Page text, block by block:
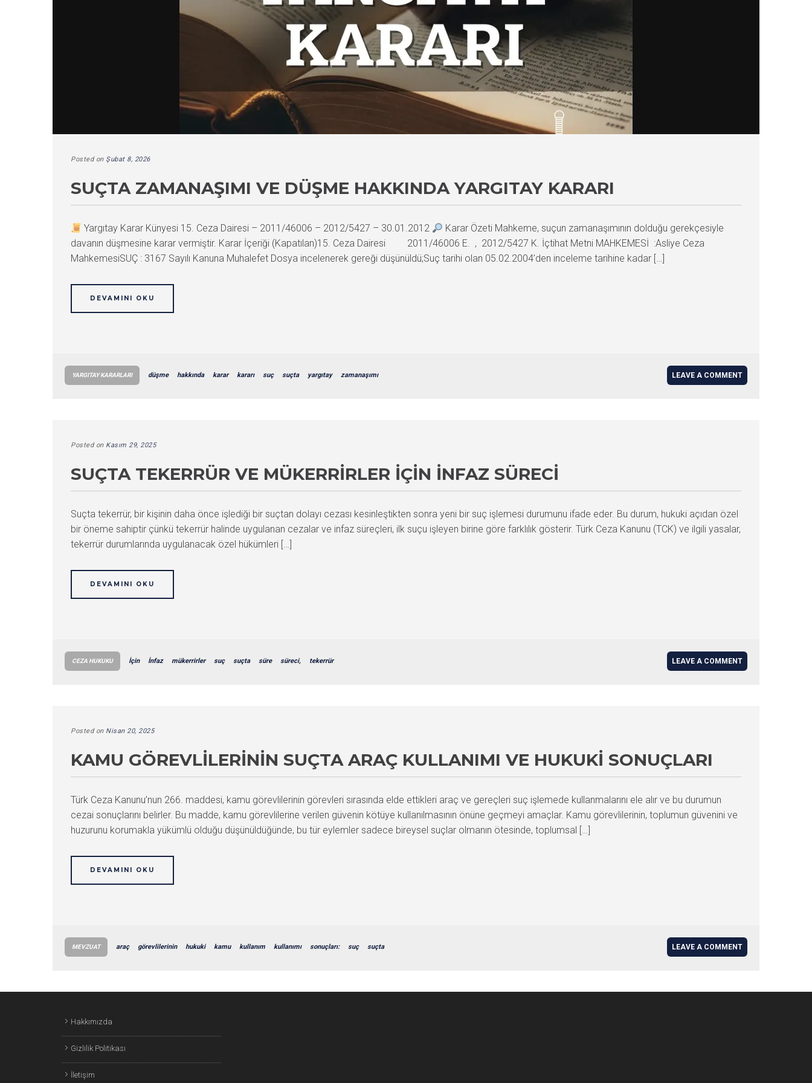
Posted on Şubat 8, 2026
SUÇTA ZAMANAŞIMI VE DÜŞME HAKKINDA YARGITAY KARARI
Yargıtay Karar Künyesi 15. Ceza Dairesi – 2011/46006 – 2012/5427 – 30.01.2012
Karar Özeti Mahkeme, suçun zamanaşımının dolduğu gerekçesiyle
davanın düşmesine karar vermiştir. Karar İçeriği (Kapatılan)15. Ceza Dairesi 2011/46006 E. , 2012/5427 K. İçtihat Metni MAHKEMESİ :Asliye Ceza
MahkemesiSUÇ : 3167 Sayılı Kanuna Muhalefet Dosya incelenerek gereği düşünüldü;Suç tarihi olan 05.02.2004’den inceleme tarihine kadar […]
DEVAMINI OKU
YARGITAY KARARLARI düşme hakkında karar kararı suç suçta yargıtay zamanaşımı LEAVE A COMMENT
Posted on Kasım 29, 2025
SUÇTA TEKERRÜR VE MÜKERRIRLER İÇIN İNFAZ SÜRECI
Suçta tekerrür, bir kişinin daha önce işlediği bir suçtan dolayı cezası kesinleştikten sonra yeni bir suç işlemesi durumunu ifade eder. Bu durum, hukuki açıdan özel
bir öneme sahiptir çünkü tekerrür halinde uygulanan cezalar ve infaz süreçleri, ilk suçu işleyen birine göre farklılık gösterir. Türk Ceza Kanunu (TCK) ve ilgili yasalar,
tekerrür durumlarında uygulanacak özel hükümleri […]
DEVAMINI OKU
CEZA HUKUKU İçin İnfaz mükerrirler suç suçta süre süreci, tekerrür LEAVE A COMMENT
Posted on Nisan 20, 2025
KAMU GÖREVLILERININ SUÇTA ARAÇ KULLANIMI VE HUKUKI SONUÇLARI
Türk Ceza Kanunu’nun 266. maddesi, kamu görevlilerinin görevleri sırasında elde ettikleri araç ve gereçleri suç işlemede kullanmalarını ele alır ve bu durumun
cezai sonuçlarını belirler. Bu madde, kamu görevlilerine verilen güvenin kötüye kullanılmasının önüne geçmeyi amaçlar. Kamu görevlilerinin, toplumun güvenini ve
huzurunu korumakla yükümlü olduğu düşünüldüğünde, bu tür eylemler sadece bireysel suçlar olmanın ötesinde, toplumsal […]
DEVAMINI OKU
MEVZUAT araç görevlilerinin hukuki kamu kullanım kullanımı sonuçları: suç suçta LEAVE A COMMENT
Hakkımızda
Gizlilik Politikası
İletişim